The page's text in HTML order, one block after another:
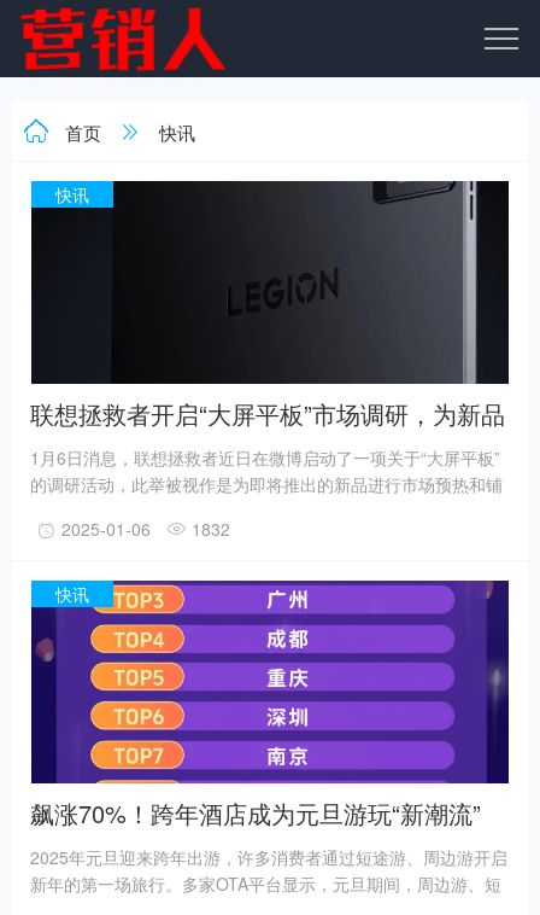
首页 快讯
快讯
联想拯救者开启“大屏平板”市场调研，为新品
研发蓄力
1月6日消息，联想拯救者近日在微博启动了一项关于“大屏平板”
的调研活动，此举被视作是为即将推出的新品进行市场预热和铺
预算、产品尺寸、屏幕材质、以及有线副屏功能等多方面的意见
新一代Y700平板，搭载8.8英寸屏幕，分辨率为2560×1600，支
持165Hz高刷。
2025-01-06 1832
快讯
飙涨70%！跨年酒店成为元旦游玩“新潮流”
2025年元旦迎来跨年出游，许多消费者通过短途游、周边游开启
新年的第一场旅行。多家OTA平台显示，元旦期间，周边游、短